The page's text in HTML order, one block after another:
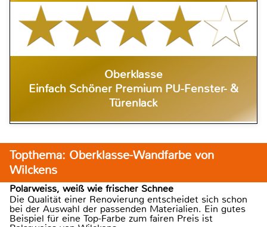
Oberklasse
Einfach Schöner Premium PU-Fenster- &
Türenlack
Topthema: Oberklasse-Wandfarbe von
Wilckens
Polarweiss, weiß wie frischer Schnee
Die Qualität einer Renovierung entscheidet sich schon
bei der Auswahl der passenden Materialien. Ein gutes
Beispiel für eine Top-Farbe zum fairen Preis ist